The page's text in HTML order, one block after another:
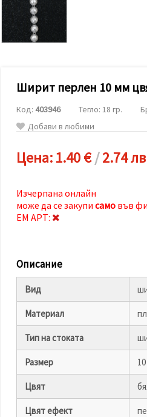
релевантно
съдържание
и реклами,
включително
с помощта
маркетинг.
Можеш да
съгласиш
всички
"бисквитки"
"Приеми
всички!"
или да
посочиш
като
"бисквитки"
и кликнеш
Приеми
всички
Настройки
на
Ширит перлен 10 мм
Код: 403946 Тегло: 18 гр.
Добави в любими
Цена:1.40 €/2.74
Изчерпана онлайн
може да се закупи само във
ЕМ АРТ:
Описание
Вид
Материал
Тип на стоката
Размер
Цвят
Цвят ефект